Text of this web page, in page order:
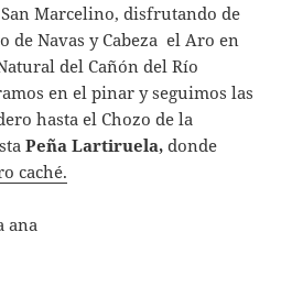
Marcelino, disfrutando de
de Navas y Cabeza el Aro en
del Cañón del Río
en el pinar y seguimos las
hasta el Chozo de la
Peña Lartiruela, donde
caché.